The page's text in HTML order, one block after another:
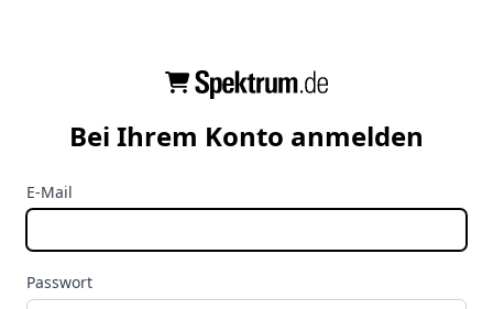
Bei Ihrem Konto anmelden
E-Mail
Passwort